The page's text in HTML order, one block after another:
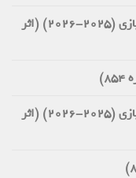
قوانین تکنیکی فدراسیون جهانی شمشیربازی (2025-2026) (اثر
قوانین تکنیکی فدراسیون جهانی شمشیربازی (2025-2026) (اثر